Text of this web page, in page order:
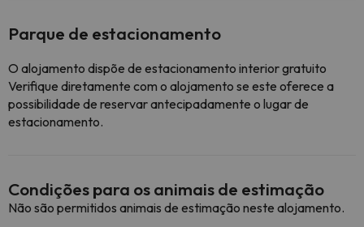
Parque de estacionamento
O alojamento dispõe de estacionamento interior gratuito
Verifique diretamente com o alojamento se este oferece a
possibilidade de reservar antecipadamente o lugar de
estacionamento.
Condições para os animais de estimação
Não são permitidos animais de estimação neste alojamento.